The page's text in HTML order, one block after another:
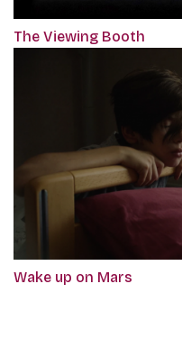
The Viewing Booth
Wake up on Mars